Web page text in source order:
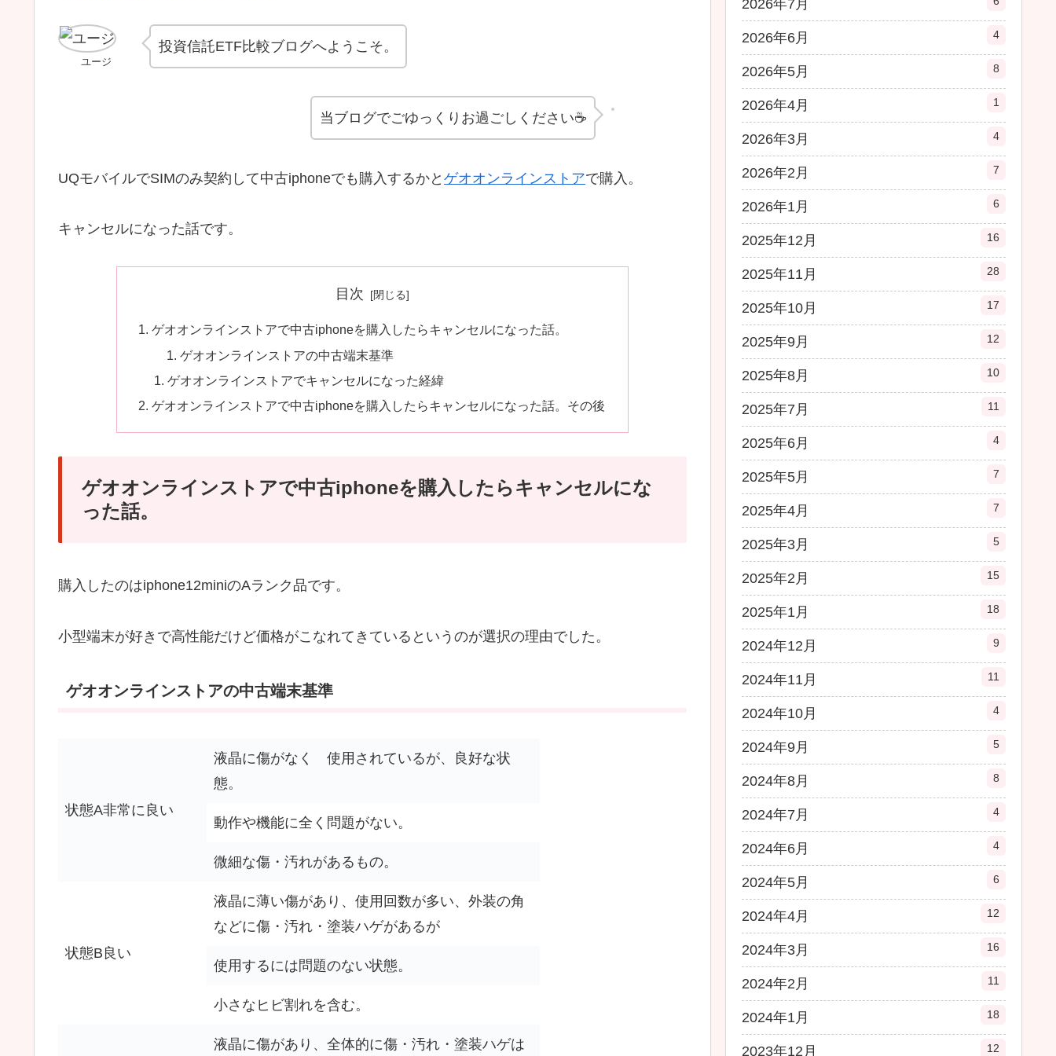
ユージ
投資信託ETF比較ブログへようこそ。
当ブログでごゆっくりお過ごしください☕
UQモバイルでSIMのみ契約して中古iphoneでも購入するかと ゲオオンラインストアで購入。
キャンセルになった話です。
目次
ゲオオンラインストアで中古iphoneを購入したらキャンセルになった話。
ゲオオンラインストアの中古端末基準
ゲオオンラインストアでキャンセルになった経緯
ゲオオンラインストアで中古iphoneを購入したらキャンセルになった話。その後
ゲオオンラインストアで中古iphoneを購入したらキャンセルにな
った話。
購入したのはiphone12miniのAランク品です。
小型端末が好きで高性能だけど価格がこなれてきているというのが選択の理由でした。
ゲオオンラインストアの中古端末基準
状態A非常に良い
液晶に傷がなく 使用されているが、良好な状
態。
動作や機能に全く問題がない。
微細な傷・汚れがあるもの。
状態B良い
液晶に薄い傷があり、使用回数が多い、外装の角
などに傷・汚れ・塗装ハゲがあるが
使用するには問題のない状態。
小さなヒビ割れを含む。
液晶に傷があり、全体的に傷・汚れ・塗装ハゲは
2026年7月
2026年6月 4
2026年5月 8
2026年4月 1
2026年3月 4
2026年2月 7
2026年1月 6
2025年12月 16
2025年11月 28
2025年10月 17
2025年9月 12
2025年8月 10
2025年7月 11
2025年6月 4
2025年5月 7
2025年4月 7
2025年3月 5
2025年2月 15
2025年1月 18
2024年12月 9
2024年11月 11
2024年10月 4
2024年9月 5
2024年8月 8
2024年7月 4
2024年6月 4
2024年5月 6
2024年4月 12
2024年3月 16
2024年2月 11
2024年1月 18
2023年12月 12